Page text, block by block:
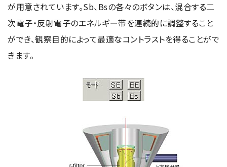
が用意されています。Sb、Bsの各々のボタンは、混合する二
次電子・反射電子のエネルギー帯を連続的に調整すること
ができ、観察目的によって最適なコントラストを得ることがで
きます。